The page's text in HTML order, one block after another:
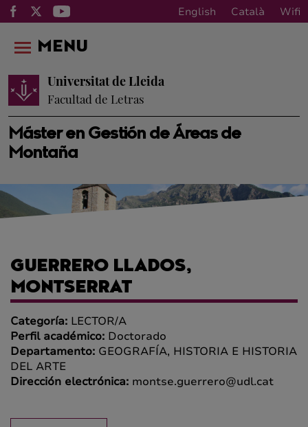
English Català Wifi
Máster en Gestión de Áreas de
Montaña
Universitat de Lleida
Facultad de Letras
MENU
GUERRERO LLADOS,
MONTSERRAT
Categoría: LECTOR/A
Perfil académico: Doctorado
Departamento: GEOGRAFÍA, HISTORIA E HISTORIA
DEL ARTE
Dirección electrónica: montse.guerrero@udl.cat